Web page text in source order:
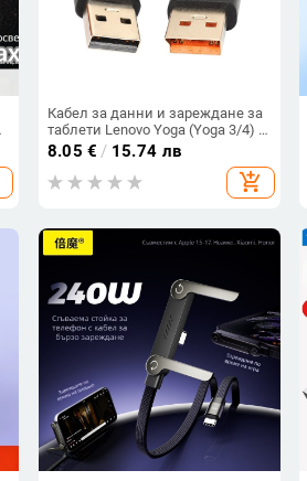
Кабел за данни и зареждане за
таблети Lenovo Yoga (Yoga 3/4) –
дължина 2 м, Модел: Yoga,
Интерфейс: Друг
8.05 € / 15.74 лв
add_shopping_cart